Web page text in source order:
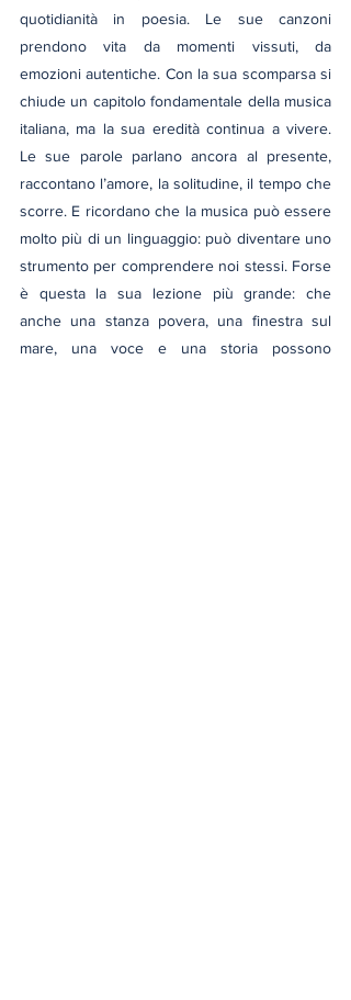
quotidianità in poesia. Le sue canzoni
prendono vita da momenti vissuti, da
emozioni autentiche. Con la sua scomparsa si
chiude un capitolo fondamentale della musica
italiana, ma la sua eredità continua a vivere.
Le sue parole parlano ancora al presente,
raccontano l’amore, la solitudine, il tempo che
scorre. E ricordano che la musica può essere
molto più di un linguaggio: può diventare uno
strumento per comprendere noi stessi. Forse
è questa la sua lezione più grande: che
anche una stanza povera, una finestra sul
mare, una voce e una storia possono